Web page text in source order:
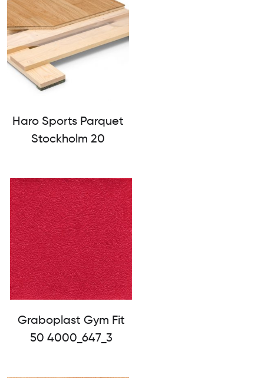
Haro Sports Parquet
Stockholm 20
Graboplast Gym Fit
50 4000_647_3